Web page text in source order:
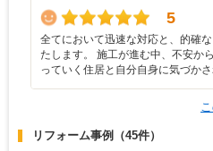
5
全てにおいて迅速な対応と、的確
たします。 施工が進む中、不安か
っていく住居と自分自身に気づか
リフォーム事例 （45件）